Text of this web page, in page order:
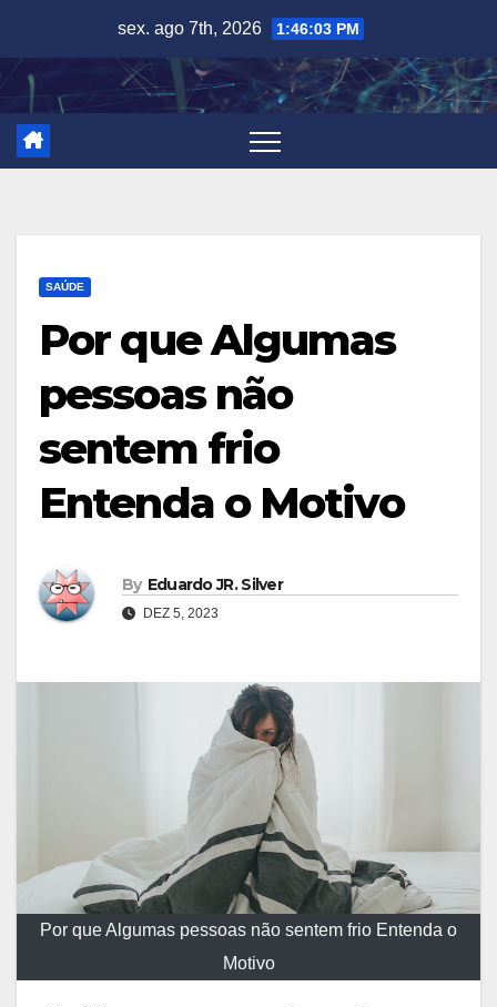
content
sex. ago 7th, 2026 1:46:04 PM
SAÚDE
Por que Algumas
pessoas não
sentem frio
Entenda o Motivo
By Eduardo JR. Silver
DEZ 5, 2023
Por que Algumas pessoas não sentem frio Entenda o
Motivo